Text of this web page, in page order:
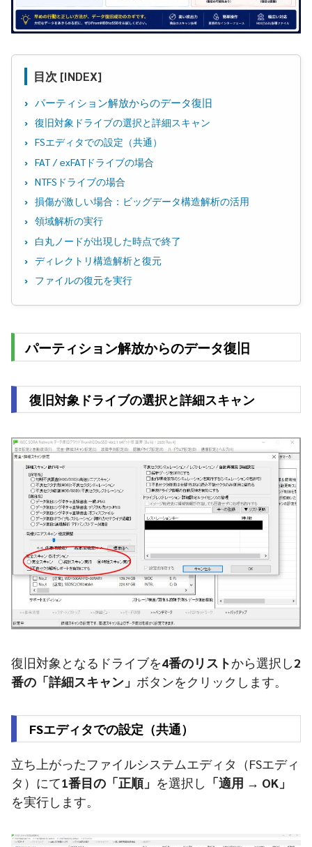
目次 [INDEX]
パーティション解放からのデータ復旧
復旧対象ドライブの選択と詳細スキャン
FSエディタでの設定（共通）
FAT / exFATドライブの場合
NTFSドライブの場合
損傷が激しい場合：ビッグデータ構造解析の活用
領域解析の実行
白丸ノードが出現した時点で終了
ディレクトリ構造解析と復元
ファイルの復元を実行
パーティション解放からのデータ復旧
復旧対象ドライブの選択と詳細スキャン
復旧対象となるドライブを4番のリストから選択し2
番の「詳細スキャン」 ボタンをクリックします。
FSエディタでの設定（共通）
立ち上がったファイルシステムエディタ（FSエディ
タ）にて1番目の「正順」 を選択し 「適用 → OK」
を実行します。